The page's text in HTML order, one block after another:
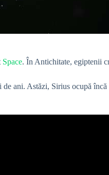
Space. În Antichitate, egiptenii
ani. Astăzi, Sirius ocupă